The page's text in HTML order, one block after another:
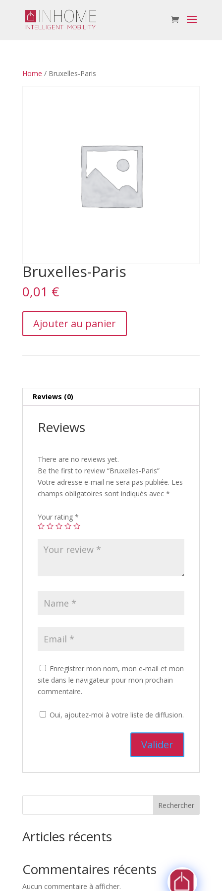
Home / Bruxelles-Paris
Bruxelles-Paris
0,01 €
ParisAjouter au panier
Reviews (0)
Reviews
There are no reviews yet.
Be the first to review “Bruxelles-Paris”
Votre adresse e-mail ne sera pas publiée. Les
champs obligatoires sont indiqués avec *
Your rating *
Enregistrer mon nom, mon e-mail et mon
site dans le navigateur pour mon prochain
commentaire.
Oui, ajoutez-moi à votre liste de diffusion.
Rechercher
Articles récents
Commentaires récents
Aucun commentaire à afficher.